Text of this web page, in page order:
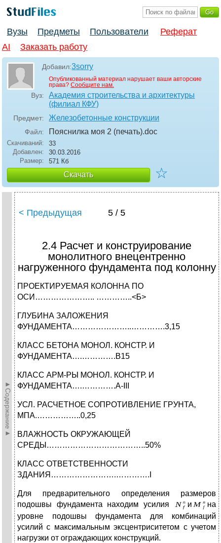
Вузы Предметы Пользователи
Реферат
AI
Заказать работу
Добавил:3sorry
Опубликованный материал нарушает ваши авторские
права? Сообщите нам.
Вуз:
Академия строительства и архитектуры
(филиал КФУ)
Предмет: Железобетонные конструкции
Файл: Пояснилка моя 2 (печать).doc
Скачиваний:
33
Добавлен:
30.03.2016
Размер:
571 Кб
Скачать ☆
►Содержание►
< Предыдущая 5 / 5
2.4 Расчет и конструирование
монолитного внецентренно
нагруженного фундамента под колонну
ПРОЕКТИРУЕМАЯ КОЛОННА ПО
ОСИ………………….. …………..<Б>
ГЛУБИНА ЗАЛОЖЕНИЯ
ФУНДАМЕНТА…………………..………….3,15
КЛАСС БЕТОНА МОНОЛ. КОНСТР. И
ФУНДАМЕНТА….………….В15
КЛАСС АРМ-РЫ МОНОЛ. КОНСТР. И
ФУНДАМЕНТА….………….A-III
УСЛ. РАСЧЕТНОЕ СОПРОТИВЛЕНИЕ ГРУНТА,
МПА.……………..0,25
ВЛАЖНОСТЬ ОКРУЖАЮЩЕЙ
СРЕДЫ………………………………..50%
КЛАСС ОТВЕТСТВЕННОСТИ
ЗДАНИЯ…………………….………….I
Для предварительного определения размеров
подошвы фундамента находим усилия
и
на
уровне подошвы фундамента для комбинаций
усилий с максимальным эксцентриситетом с учетом
нагрузки от ограждающих конструкций.